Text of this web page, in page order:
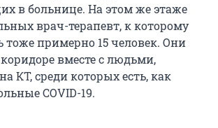
в больнице. На этом же этаже
врач-терапевт, к которому
тоже примерно 15 человек. Они
вместе с людьми,
КТ, среди которых есть, как
COVID-19.